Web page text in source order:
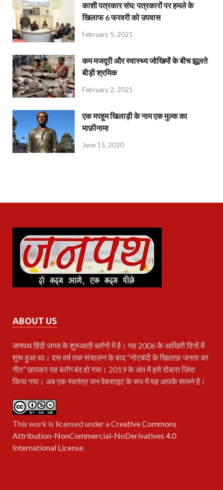
काशी पत्रकार संघ: पत्रकारों पर हमले के
खिलाफ 6 फरवरी को उपवास
February 5, 2021
कम मजदूरी और स्वास्थ्य जोखिमों के बीच झूलते
बीड़ी श्रमिक
February 2, 2021
एक मरहूम खिलाड़ी के नाम एक मुल्क का
माफ़ीनामा
June 15, 2020
ABOUT US
जनपथहिंदी जगत के शुरुआती ब्लॉगों में है। यह 2006 के आखिरी दिनों में
शुरू हुआ था। दस वर्ष तक संचालन के बाद “नोटबंदी के खिलाफ़ जनता का
गीत” छापकर यह ब्लॉग बंद हो गया। 2019 के अंत में इसे दोबारा ज़िंदा
किया गया। अब एक स्वतंत्र जन वेबसाइट के रूप में यह आपके सामने है।
This work is licensed under aCreative Commons
Attribution-NonCommercial-NoDerivatives 4.0
International License.